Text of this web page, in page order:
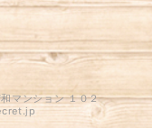
マンション １０２